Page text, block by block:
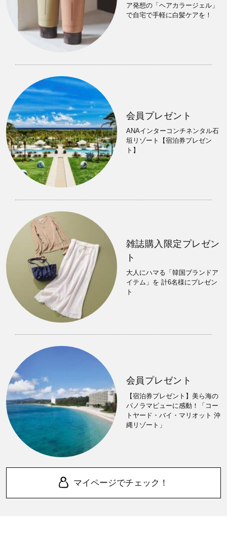
ア発想の「ヘアカラージェル」
で自宅で手軽に白髪ケアを！
会員プレゼント
ANAインターコンチネンタル石
垣リゾート【宿泊券プレゼン
ト】
雑誌購入限定プレゼン
ト
大人にハマる「韓国ブランドア
イテム」を 計6名様にプレゼン
ト
会員プレゼント
【宿泊券プレゼント】美ら海の
パノラマビューに感動！「コー
トヤード・バイ・マリオット 沖
縄リゾート」
マイページでチェック！